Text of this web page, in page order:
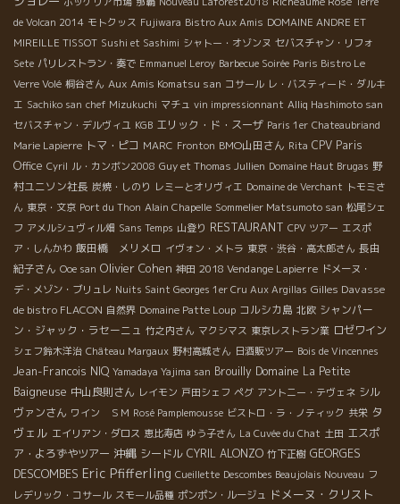
de Volcan 2014 モトクッス Fujiwara Bistro Aux Amis DOMAINE ANDRE ET
MIREILLE TISSOT Sushi et Sashimi シャトー・オゾンヌ セバスチャン・リフォ
Sete パリレストラン・奏で Emmanuel Leroy Barbecue Soirée Paris Bistro Le
Verre Volé 桐谷さん Aux Amis Komatsu san コサール レ・バスティード・ダルキ
エ Sachiko san chef Mizukuchi マチュ vin impressionnant Alliq Hashimoto san
セバスチャン・デルヴィユ KGB エリック・ド・スーザ Paris 1er Chateaubriand
Marie Lapierre トマ・ピコ MARC Fronton BMO山田さん Rita CPV Paris
Office Cyril ル・カンボン2008 Guy et Thomas Jullien Domaine Haut Brugas 野
村ユニソン社長 炭焼・しのり レミーとオリヴィエ Domaine de Verchant トモミさ
ん 東京・文京 Port du Thon Alain Chapelle Sommelier Matsumoto san 松尾シェ
フ アメルシュヴィル畑 Sans Temps 山登り RESTAURANT CPV ツアー エスポ
ア・しんかわ 飯田橋 メリメロ イヴォン・メトラ 東京・渋谷・高太郎さん 長由
紀子さん Ooe san Olivier Cohen 神田 2018 Vendange Lapierre ドメーヌ・
デ・メゾン・ブリュレ Nuits Saint Georges 1er Cru Aux Argillas Gilles Davasse
de bistro FLACON 自然界 Domaine Patte Loup コルシカ島 北欧 シャンパー
ン・ジャック・ラセーニュ 竹之内さん マクシマス 東京レストラン業 ロゼワイン
シェフ鈴木洋治 Château Margaux 野村高城さん 日酒販ツアー Bois de Vincennes
Jean-Francois NIQ Yamadaya Yajima san Brouilly Domaine La Petite
Baigneuse 中山良則さん レイモン 戸田シェフ ペグ アントニー・テヴェネ シル
ヴァンさん ワイン ＳＭ Rosé Pamplemousse ビストロ・ラ・ノティック 共栄 タ
ヴェル エイリアン・ダロス 恵比寿店 ゆう子さん La Cuvée du Chat 土田 エスポ
ア・よろずやツアー 沖縄 シードル CYRIL ALONZO 竹下正樹 GEORGES
DESCOMBES Eric Pfifferling Cueillette Descombes Beaujolais Nouveau フ
レデリック・コサール スモール品種 ポンポン・ルージュ ドメーヌ・クリスト